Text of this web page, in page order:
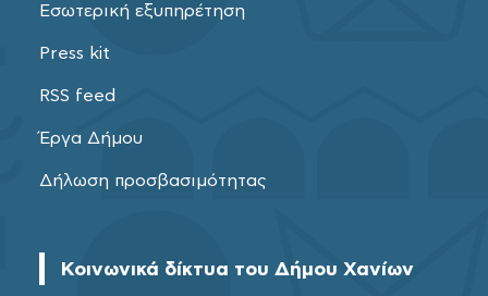
Εσωτερική εξυπηρέτηση
Press kit
RSS feed
Έργα Δήμου
Δήλωση προσβασιμότητας
Κοινωνικά δίκτυα του Δήμου Χανίων